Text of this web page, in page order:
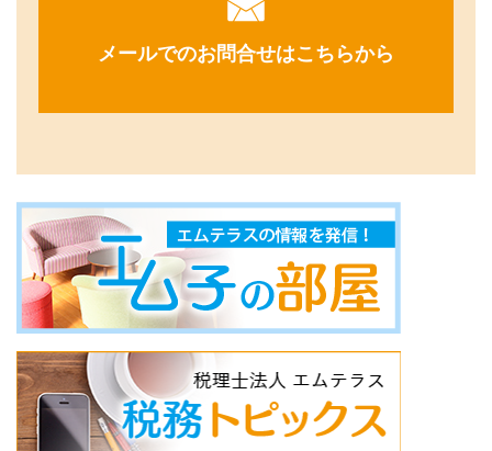
メールでのお問合せはこちらから